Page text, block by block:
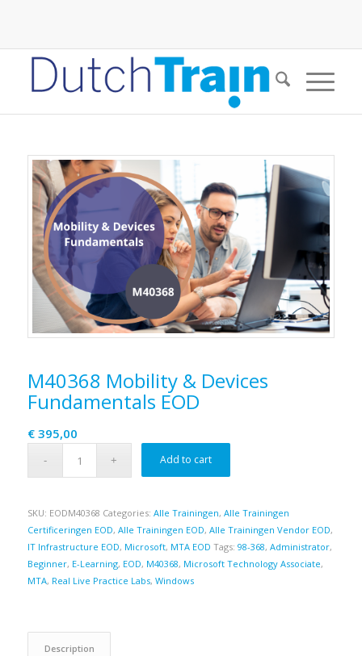
M40368 Mobility & Devices
Fundamentals EOD
€395,00
Add to cart
SKU: EODM40368 Categories: Alle Trainingen, Alle Trainingen
Certificeringen EOD, Alle Trainingen EOD, Alle Trainingen Vendor EOD,
IT Infrastructure EOD, Microsoft, MTA EOD Tags: 98-368, Administrator,
Beginner, E-Learning, EOD, M40368, Microsoft Technology Associate,
MTA, Real Live Practice Labs, Windows
Description